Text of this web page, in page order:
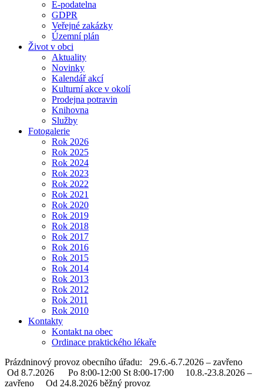
E-podatelna
GDPR
Veřejné zakázky
Územní plán
Život v obci
Aktuality
Novinky
Kalendář akcí
Kulturní akce v okolí
Prodejna potravin
Knihovna
Služby
Fotogalerie
Rok 2026
Rok 2025
Rok 2024
Rok 2023
Rok 2022
Rok 2021
Rok 2020
Rok 2019
Rok 2018
Rok 2017
Rok 2016
Rok 2015
Rok 2014
Rok 2013
Rok 2012
Rok 2011
Rok 2010
Kontakty
Kontakt na obec
Ordinace praktického lékaře
Prázdninový provoz obecního úřadu: 29.6.-6.7.2026 – zavřeno
Od 8.7.2026 Po 8:00-12:00 St 8:00-17:00 10.8.-23.8.2026 –
zavřeno Od 24.8.2026 běžný provoz